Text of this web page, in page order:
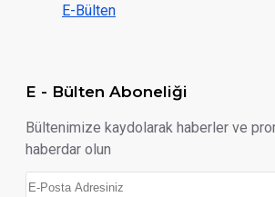
E-Bülten
E - Bülten Aboneliği
Bültenimize kaydolarak haberler ve
haberdar olun